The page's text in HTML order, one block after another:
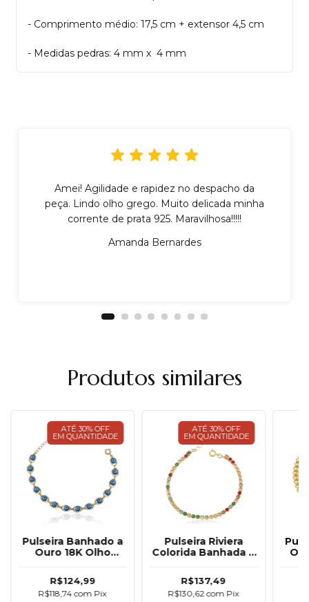
- Comprimento médio: 17,5 cm + extensor 4,5 cm
- Medidas pedras: 4 mm x 4 mm
Amei! Agilidade e rapidez no despacho da
peça. Lindo olho grego. Muito delicada minha
corrente de prata 925. Maravilhosa!!!!!
Amanda Bernardes
Produtos similares
ATÉ 30% OFF
EM QUANTIDADE
Pulseira Banhado a
Ouro 18K Olho
R$124,99
R$118,74com Pix
ATÉ 30% OFF
EM QUANTIDADE
Pulseira Riviera
Colorida Banhada a
R$137,49
R$130,62com Pix